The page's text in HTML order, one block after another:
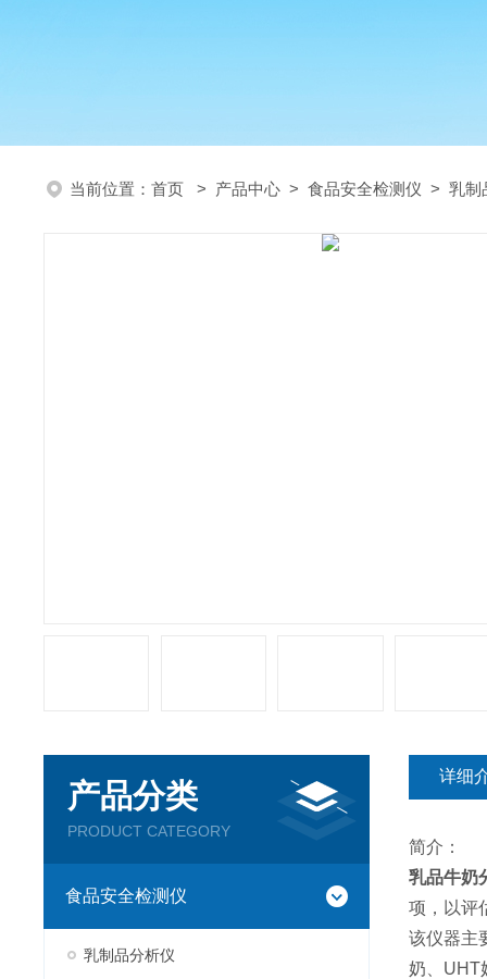
当前位置： 首页 > 产品中心 > 食品安全检测仪 > 乳制
产品分类
PRODUCT CATEGORY
食品安全检测仪
乳制品分析仪
详细
简介：
乳品牛奶
项，以评
该仪器主
奶、UHT